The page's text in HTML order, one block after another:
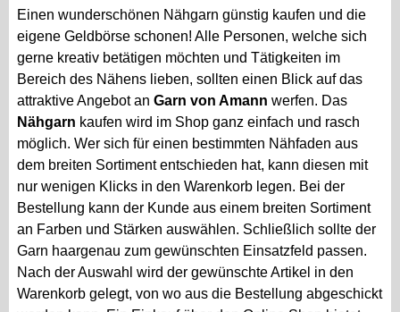
Einen wunderschönen Nähgarn günstig kaufen und die
eigene Geldbörse schonen! Alle Personen, welche sich
gerne kreativ betätigen möchten und Tätigkeiten im
Bereich des Nähens lieben, sollten einen Blick auf das
attraktive Angebot an Garn von Amann werfen. Das
Nähgarn kaufen wird im Shop ganz einfach und rasch
möglich. Wer sich für einen bestimmten Nähfaden aus
dem breiten Sortiment entschieden hat, kann diesen mit
nur wenigen Klicks in den Warenkorb legen. Bei der
Bestellung kann der Kunde aus einem breiten Sortiment
an Farben und Stärken auswählen. Schließlich sollte der
Garn haargenau zum gewünschten Einsatzfeld passen.
Nach der Auswahl wird der gewünschte Artikel in den
Warenkorb gelegt, von wo aus die Bestellung abgeschickt